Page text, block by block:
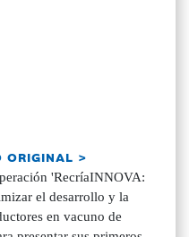
ORIGINAL >
'RecríaINNOVA:
el desarrollo y la
en vacuno de